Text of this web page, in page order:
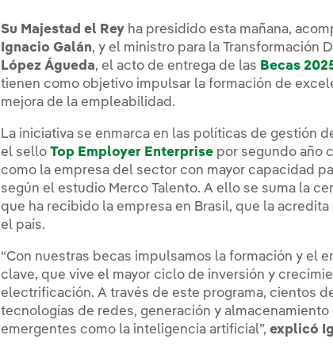
Su Majestad el Rey ha presidido esta mañana,
Ignacio Galán, y el ministro para la Transformación
López Águeda, el acto de entrega de las Becas
tienen como objetivo impulsar la formación de
mejora de la empleabilidad.
La iniciativa se enmarca en las políticas de gestión
el selloTop Employer Enterprise por segundo año
como la empresa del sector con mayor capacidad
según el estudio Merco Talento. A ello se suma la
que ha recibido la empresa en Brasil, que la
el país.
“Con nuestras becas impulsamos la formación y el
clave, que vive el mayor ciclo de inversión y
electrificación. A través de este programa, cientos
tecnologías de redes, generación y
emergentes como la inteligencia artificial”,explicó